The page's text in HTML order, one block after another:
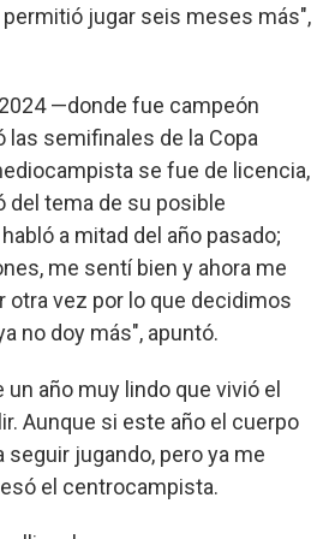
jugar seis meses más",
—donde fue campeón
las semifinales de la Copa
se fue de licencia,
del tema de su posible
a mitad del año pasado;
me sentí bien y ahora me
otra vez por lo que decidimos
no doy más", apuntó.
un año muy lindo que vivió el
Aunque si este año el cuerpo
seguir jugando, pero ya me
el centrocampista.